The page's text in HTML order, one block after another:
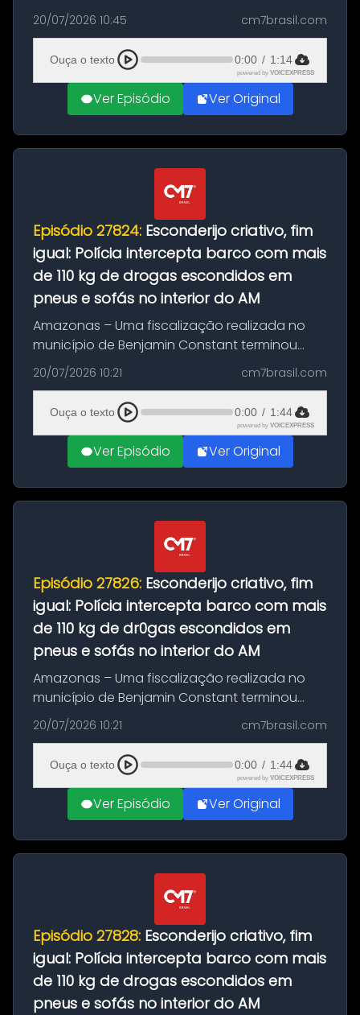
Figueiredo de Souza, de 38 anos, no município
de São Sebastião do Uatumã, no interior do
Amazonas. A colisão ocorreu n...
20/07/2026 10:45 cm7brasil.com
Ouça o texto 0:00 / 1:14
powered by VOICEXPRESS
Ver Episódio Ver Original
Episódio 27824: Esconderijo criativo, fim
igual: Polícia intercepta barco com mais
de 110 kg de drogas escondidos em
pneus e sofás no interior do AM
Amazonas – Uma fiscalização realizada no
município de Benjamin Constant terminou
com a apreensão de aproximadamente 115
quilos de entorpecentes em uma
embarcação atracada no porto da cidade. O
materia...
20/07/2026 10:21 cm7brasil.com
Ouça o texto 0:00 / 1:44
powered by VOICEXPRESS
Ver Episódio Ver Original
Episódio 27826: Esconderijo criativo, fim
igual: Polícia intercepta barco com mais
de 110 kg de dr0gas escondidos em
pneus e sofás no interior do AM
Amazonas – Uma fiscalização realizada no
município de Benjamin Constant terminou
com a apreensão de aproximadamente 115
quilos de entorpecentes em uma
embarcação atracada no porto da cidade. O
materia...
20/07/2026 10:21 cm7brasil.com
Ouça o texto 0:00 / 1:44
powered by VOICEXPRESS
Ver Episódio Ver Original
Episódio 27828: Esconderijo criativo, fim
igual: Polícia intercepta barco com mais
de 110 kg de drogas escondidos em
pneus e sofás no interior do AM